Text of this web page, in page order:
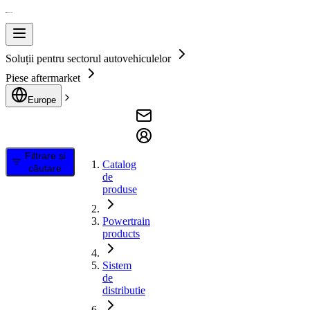
Soluții pentru sectorul autovehiculelor
Piese aftermarket
Europe
Filtrare și
căutare
Catalog
de
produse
Powertrain
products
Sistem
de
distributie